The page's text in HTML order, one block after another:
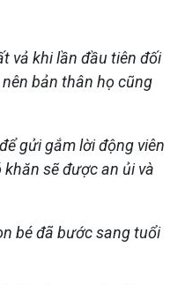
vả khi lần đầu tiên đối
bản thân họ cũng
gửi gắm lời động viên
sẽ được an ủi và
bé đã bước sang tuổi